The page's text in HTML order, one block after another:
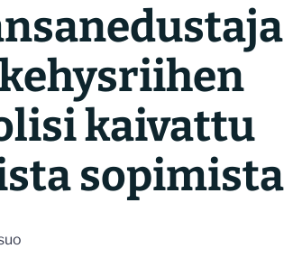
kaivattu
sopimista